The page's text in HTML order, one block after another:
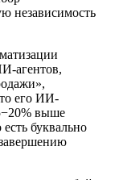
независимость
агентов,
его ИИ-
выше
буквально